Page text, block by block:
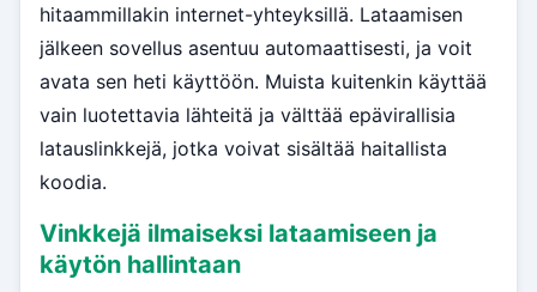
hitaammillakin internet-yhteyksillä. Lataamisen
jälkeen sovellus asentuu automaattisesti, ja voit
avata sen heti käyttöön. Muista kuitenkin käyttää
vain luotettavia lähteitä ja välttää epävirallisia
latauslinkkejä, jotka voivat sisältää haitallista
koodia.
Vinkkejä ilmaiseksi lataamiseen ja
käytön hallintaan